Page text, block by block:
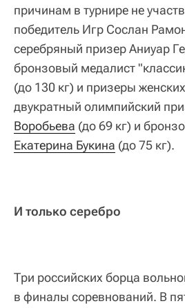
причинам в турнире не
победитель Игр Сослан
серебряный призер Аниуар
бронзовый медалист
(до 130 кг) и призеры
двукратный олимпийский
Воробьева (до 69 кг) и
Екатерина Букина (до 75 кг).
И только серебро
Три российских борца
в финалы соревнований. В